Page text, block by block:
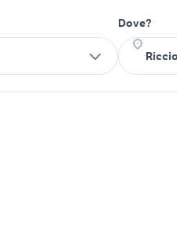
Dove?